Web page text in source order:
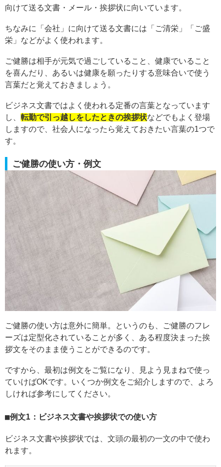
向けて送る文書・メール・挨拶状に向いています。
ちなみに「会社」に向けて送る文書には「ご清栄」「ご盛
栄」などがよく使われます。
ご健勝は相手が元気で過ごしていること、健康でいること
を喜んだり、あるいは健康を願ったりする意味合いで使う
言葉だと覚えておきましょう。
ビジネス文書ではよく使われる定番の言葉となっています
し、 転勤で引っ越しをしたときの挨拶状などでもよく登場
しますので、社会人になったら覚えておきたい言葉の1つで
す。
ご健勝の使い方・例文
ご健勝の使い方は意外に簡単。というのも、ご健勝のフレ
ーズは定型化されていることが多く、ある程度決まった挨
拶文をそのまま使うことができるのです。
ですから、最初は例文をご覧になり、見よう見まねで使っ
ていけばOKです。いくつか例文をご紹介しますので、よろ
しければ参考にしてください。
例文1：ビジネス文書や挨拶状での使い方
ビジネス文書や挨拶状では、文頭の最初の一文の中で使わ
れます。